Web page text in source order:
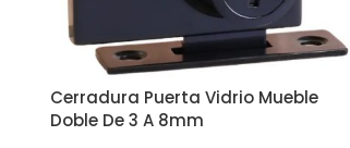
Cerradura Puerta Vidrio Mueble
Doble De 3 A 8mm